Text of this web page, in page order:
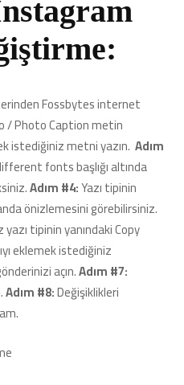
Fossbytes internet
/ Photo Caption metin
istediğiniz metni yazın. Adım
fonts başlığı altında
Adım #4:Yazı tipinin
önizlemesini görebilirsiniz.
tipinin yanındaki Copy
eklemek istediğiniz
açın.Adım #7:
Adım #8:Değişiklikleri